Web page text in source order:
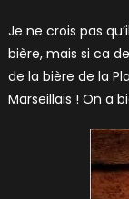
Je ne crois pas
bière, mais si ca
de la bière de la
Marseillais ! On a